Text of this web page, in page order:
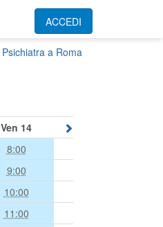
ACCEDI
Psichiatra a Roma
Ven 14
8:00
9:00
10:00
11:00